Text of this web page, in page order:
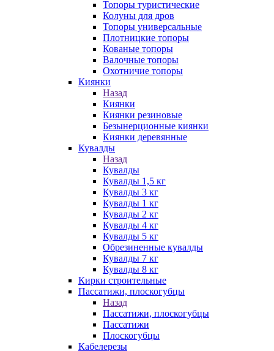
Топоры туристические
Колуны для дров
Топоры универсальные
Плотницкие топоры
Кованые топоры
Валочные топоры
Охотничие топоры
Киянки
Назад
Киянки
Киянки резиновые
Безынерционные киянки
Киянки деревянные
Кувалды
Назад
Кувалды
Кувалды 1,5 кг
Кувалды 3 кг
Кувалды 1 кг
Кувалды 2 кг
Кувалды 4 кг
Кувалды 5 кг
Обрезиненные кувалды
Кувалды 7 кг
Кувалды 8 кг
Кирки строительные
Пассатижи, плоскогубцы
Назад
Пассатижи, плоскогубцы
Пассатижи
Плоскогубцы
Кабелерезы